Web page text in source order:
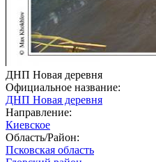
ДНП Новая деревня
Официальное название:
ДНП Новая деревня
Направление:
Киевское
Область/Район:
Псковская область